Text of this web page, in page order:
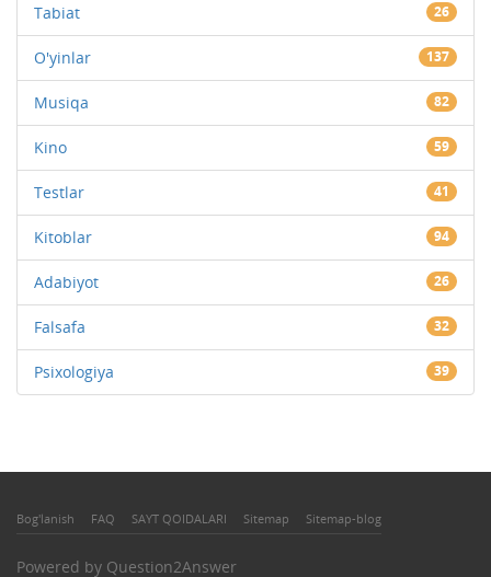
Tabiat 26
O'yinlar 137
Musiqa 82
Kino 59
Testlar 41
Kitoblar 94
Adabiyot 26
Falsafa 32
Psixologiya 39
Bog'lanish FAQ SAYT QOIDALARI Sitemap Sitemap-blog
Powered by Question2Answer